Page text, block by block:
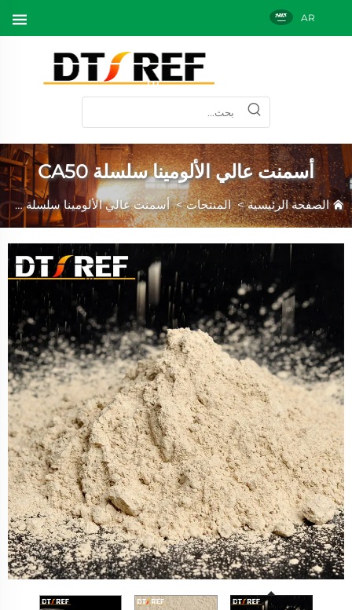
AR
أسمنت عالي الألومينا سلسلة CA50
الصفحة الرئيسية>المنتجات>أسمنت عالي الألومينا سلسلة CA50